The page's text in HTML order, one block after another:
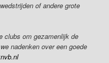
of andere grote
clubs om gezamenlijk de
nadenken over een goede